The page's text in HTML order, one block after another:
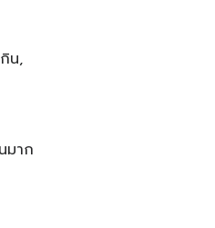
น,
มาก